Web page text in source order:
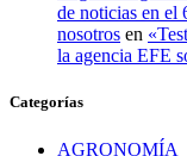
de noticias en el
nosotros en
la agencia EFE
Categorías
AGRONOMÍA